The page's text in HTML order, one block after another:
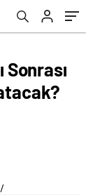
Sonrası
/